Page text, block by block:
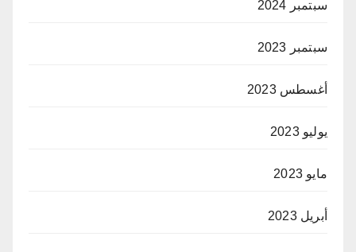
سبتمبر 2024
سبتمبر 2023
أغسطس 2023
يوليو 2023
مايو 2023
أبريل 2023